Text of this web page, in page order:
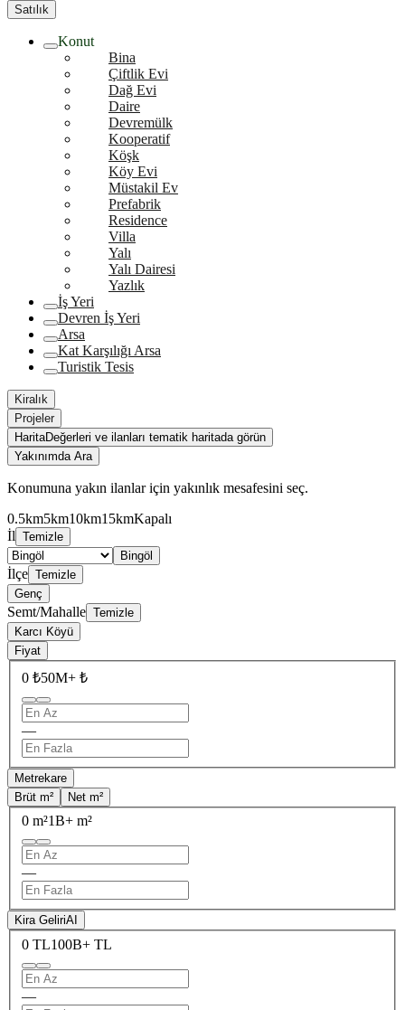
Satılık
Konut
Bina
Çiftlik Evi
Dağ Evi
Daire
Devremülk
Kooperatif
Köşk
Köy Evi
Müstakil Ev
Prefabrik
Residence
Villa
Yalı
Yalı Dairesi
Yazlık
İş Yeri
Devren İş Yeri
Arsa
Kat Karşılığı Arsa
Turistik Tesis
Kiralık
Projeler
HaritaDeğerleri ve ilanları tematik haritada görün
Yakınımda Ara
Konumuna yakın ilanlar için yakınlık mesafesini seç.
0.5km5km10km15kmKapalı
İl Temizle
Bingöl
İlçe Temizle
Genç
Semt/Mahalle Temizle
Karcı Köyü
Fiyat
0 ₺50M+ ₺
—
Metrekare
Brüt m²
Net m²
0 m²1B+ m²
—
Kira GeliriAI
0 TL100B+ TL
—